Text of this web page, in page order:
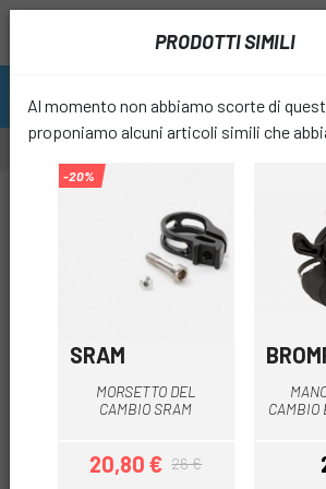
PRODOTTI SIMILI
Al momento non abbiamo scorte di
proponiamo alcuni articoli simili che
-20%
SRAM
MORSETTO DEL
CAMBIO SRAM
Prezzo
20,80 €Prezzo base
26 €
CAMBIO